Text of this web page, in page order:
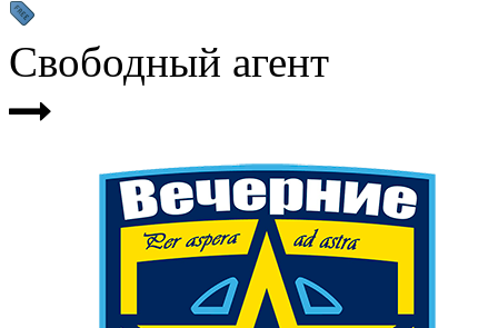
Свободный агент